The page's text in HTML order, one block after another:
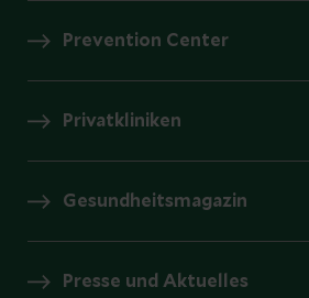
Prevention Center
Privatkliniken
Gesundheitsmagazin
Presse und Aktuelles